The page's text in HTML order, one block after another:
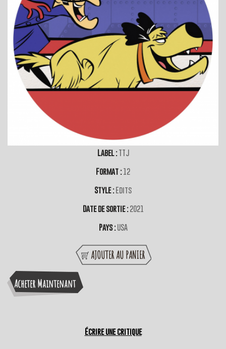
Label :TTJ
Format :12
Style :Edits
Date de sortie :2021
Pays :USA
AJOUTER AU PANIER
Acheter Maintenant
Écrire une critique